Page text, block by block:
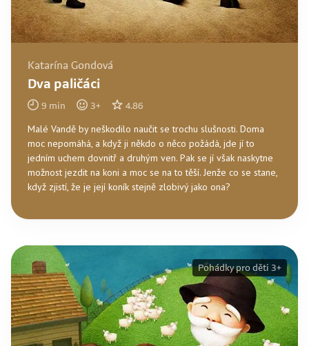
Katarína Gondová
Dva paličáci
9 min 3+ 4.86
Malé Vandě by neškodilo naučit se trochu slušnosti. Doma
moc nepomáhá, a když ji někdo o něco požádá, jde jí to
jedním uchem dovnitř a druhým ven. Pak se jí však naskytne
možnost jezdit na koni a moc se na to těší. Jenže co se stane,
když zjistí, že je její koník stejně zlobivý jako ona?
Pohádky pro děti 3+